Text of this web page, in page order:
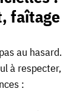
faîtage
au hasard.
à respecter,
: